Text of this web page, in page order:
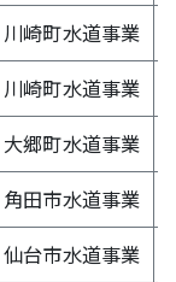
川崎町水道事業
川崎町水道事業
大郷町水道事業
角田市水道事業
仙台市水道事業